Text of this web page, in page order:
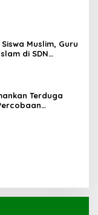
Muslim, Guru
di SDN
Terduga